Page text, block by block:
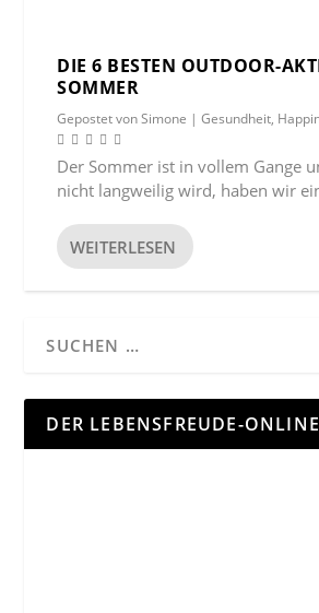
DIE 6 BESTEN OUTDOOR-
SOMMER
Gepostet vonSimone |Gesundheit,
Der Sommer ist in vollem Gange
nicht langweilig wird, haben wir
WEITERLESEN
DER LEBENSFREUDE-